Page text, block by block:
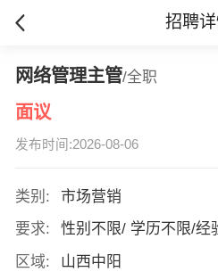
招聘
网络管理主管/全职
面议
发布时间:2026-08-06
类别:
市场营销
要求:
性别不限/ 学历不限/经
区域:
山西中阳